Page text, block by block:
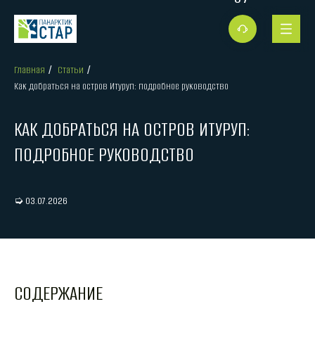
Главная / Статьи /
Как добраться на остров Итуруп: подробное руководство
КАК ДОБРАТЬСЯ НА ОСТРОВ ИТУРУП:
ПОДРОБНОЕ РУКОВОДСТВО
➭ 03.07.2026
СОДЕРЖАНИЕ